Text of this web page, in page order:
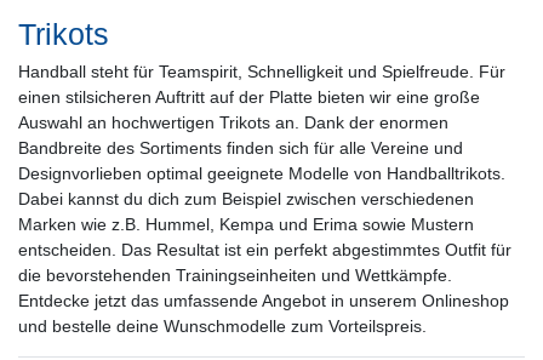
Trikots
Handball steht für Teamspirit, Schnelligkeit und Spielfreude. Für
einen stilsicheren Auftritt auf der Platte bieten wir eine große
Auswahl an hochwertigen Trikots an. Dank der enormen
Bandbreite des Sortiments finden sich für alle Vereine und
Designvorlieben optimal geeignete Modelle von Handballtrikots.
Dabei kannst du dich zum Beispiel zwischen verschiedenen
Marken wie z.B. Hummel, Kempa und Erima sowie Mustern
entscheiden. Das Resultat ist ein perfekt abgestimmtes Outfit für
die bevorstehenden Trainingseinheiten und Wettkämpfe.
Entdecke jetzt das umfassende Angebot in unserem Onlineshop
und bestelle deine Wunschmodelle zum Vorteilspreis.